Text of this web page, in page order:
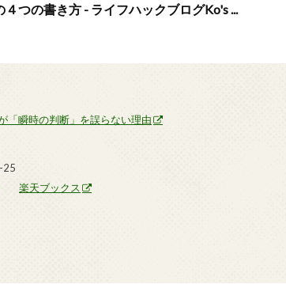
つの書き方 - ライフハックブログKo's ...
「瞬時の判断」を誤らない理由
25
楽天ブックス